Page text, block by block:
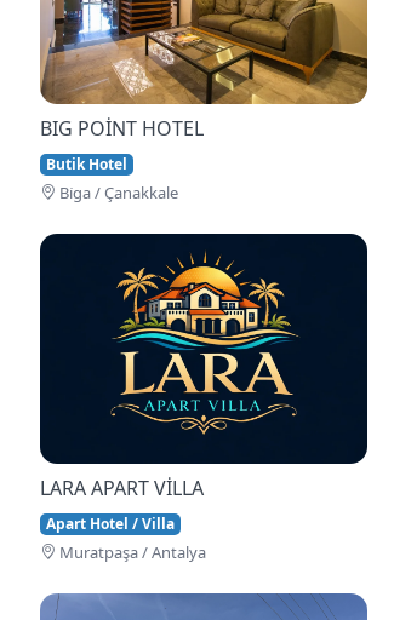
BIG POİNT HOTEL
Butik Hotel
Bi̇ga / Çanakkale
LARA APART VİLLA
Apart Hotel / Villa
Muratpaşa / Antalya